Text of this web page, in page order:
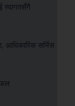
स्वागतसँगै
आधिकारिक सर्भिस